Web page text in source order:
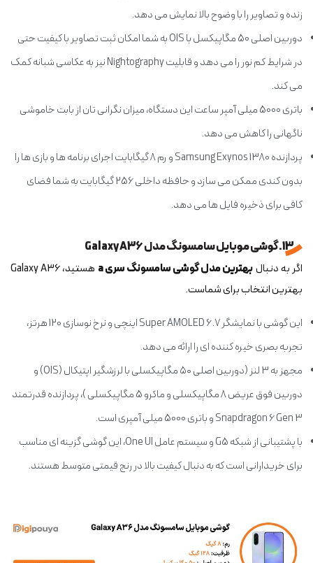
زنده و تصاویر را با وضوح بالا نمایش می دهد.
دوربین اصلی 50 مگاپیکسل با OIS به شما امکان ثبت تصاویر با کیفیت حتی
در شرایط کم نور را می دهد و قابلیت Nightography نیز به عکاسی شبانه کمک
می کند.
باتری 5000 میلی آمپر ساعت این دستگاه، میزان نگرانی تان از بابت خاموشی
ناگهانی را کاهش می دهد.
پردازنده Samsung Exynos 1380 و رم 8 گیگابایت اجرای برنامه ها و بازی ها را
بدون کندی ممکن می سازد و حافظه داخلی 256 گیگابایت به شما فضای
کافی برای ذخیره فایل ها می دهد.
13. گوشی موبایل سامسونگ مدل Galaxy A36
اگر به دنبالبهترین مدل گوشی سامسونگ سری a
هستید، Galaxy A36
بهترین انتخاب برای شماست.
این گوشی با نمایشگر Super AMOLED 6.7 اینچی و نرخ نوسازی 120 هرتز،
تجربه بصری خیره کننده ای را ارائه می دهد.
مجهز به 3 لنز (دوربین اصلی ۵۰ مگاپیکسلی با لرزشگیر اپتیکال (OIS) و
دوربین فوق عریض 8 مگاپیکسلی و ماکرو 5 مگاپیکسلی )، پردازنده قدرتمند
Snapdragon 6 Gen 3 و باتری 5000 میلی آمپری است.
با پشتیبانی از شبکه G5 و سیستم عامل One UI، این گوشی گزینه ای مناسب
برای خریدارانی است که به دنبال کیفیت بالا در رنج قیمتی متوسط هستند.